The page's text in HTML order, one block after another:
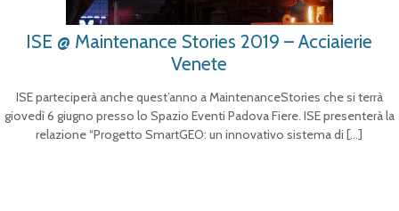
ISE @ Maintenance Stories 2019 – Acciaierie
Venete
ISE parteciperà anche quest’anno a MaintenanceStories che si terrà
giovedì 6 giugno presso lo Spazio Eventi Padova Fiere. ISE presenterà la
relazione “Progetto SmartGEO: un innovativo sistema di […]